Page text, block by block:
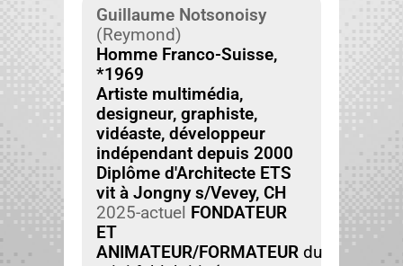
Guil­laume Not­sonoisy
(Rey­mond)
Homme Fran­co-Suisse,
*1969
Artiste mul­ti­mé­dia,
designeur, graphiste,
vidéaste, développeur
indépen­dant depuis 2000
Diplôme d'Architecte ETS
vit à Jongny s/Vevey, CH
2025-actuel FONDATEUR
ET
ANIMATEUR/FORMATEUR du